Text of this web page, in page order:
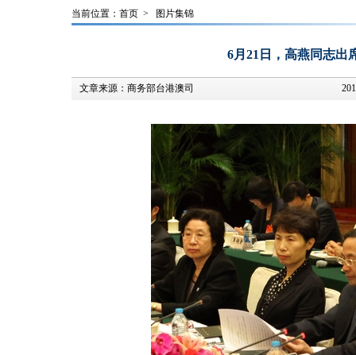
当前位置： 首页 > 图片集锦
6月21日，高燕同志出
文章来源： 商务部台港澳司